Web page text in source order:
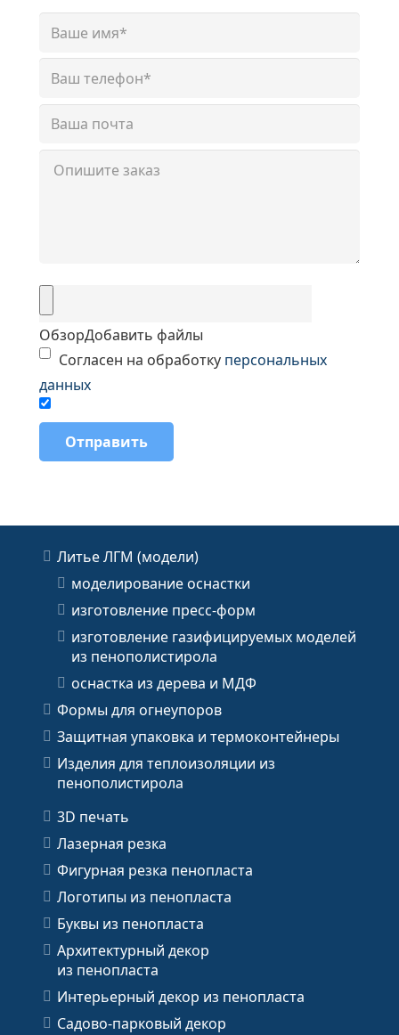
ОбзорДобавить файлы
Согласен на обработку персональных
данных
Литье ЛГМ (модели)
моделирование оснастки
изготовление пресс-форм
изготовление газифицируемых моделей
из пенополистирола
оснастка из дерева и МДФ
Формы для огнеупоров
Защитная упаковка и термоконтейнеры
Изделия для теплоизоляции из
пенополистирола
3D печать
Лазерная резка
Фигурная резка пенопласта
Логотипы из пенопласта
Буквы из пенопласта
Архитектурный декор
из пенопласта
Интерьерный декор из пенопласта
Садово-парковый декор